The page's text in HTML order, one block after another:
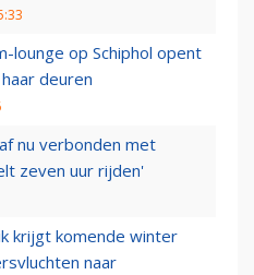
lounge op Schiphol opent
deuren
nu verbonden met
zeven uur rijden'
krijgt komende winter
naar